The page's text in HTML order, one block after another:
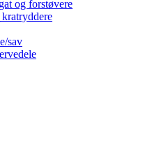
og forstøvere
sav